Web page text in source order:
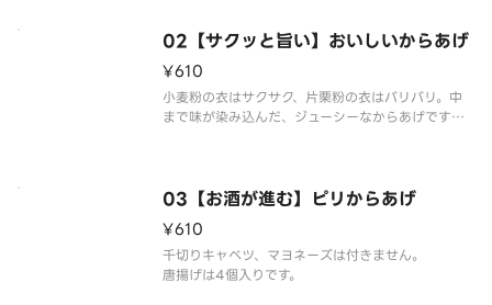
02【サクッと旨い】おいしいからあげ
¥610
小麦粉の衣はサクサク、片栗粉の衣はバリバリ。中
まで味が染み込んだ、ジューシーなからあげです。
03【お酒が進む】ピリからあげ
¥610
千切りキャベツ、マヨネーズは付きません。
唐揚げは4個入りです。